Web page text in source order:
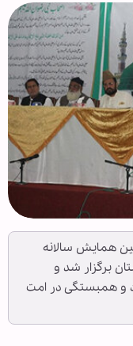
همایش سالانه
برگزار شد و
و همبستگی در امت